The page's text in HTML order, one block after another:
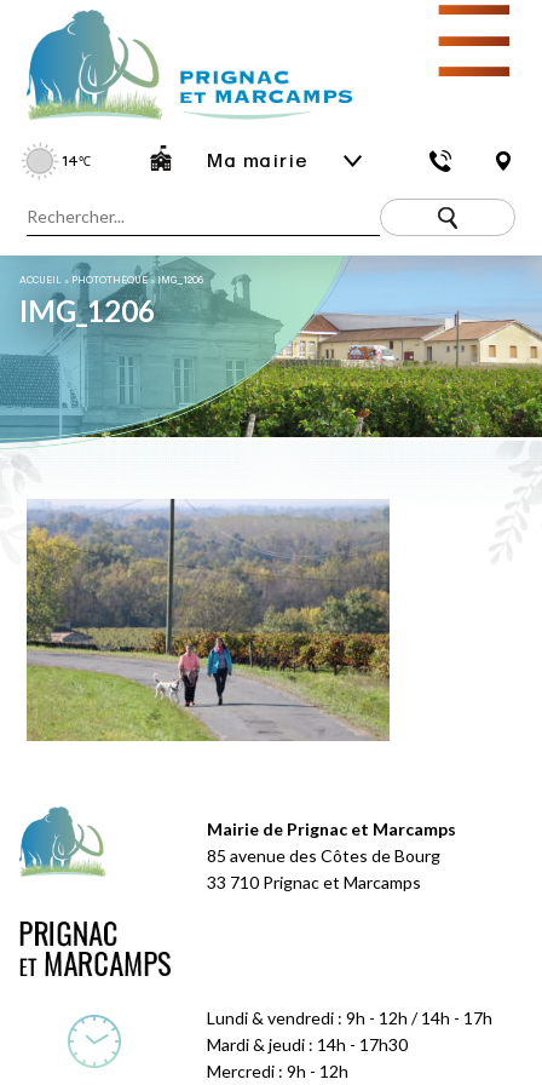
14℃ Ma mairie
☰
ACCUEIL » PHOTOTHÈQUE»IMG_1206
IMG_1206
Mairie de Prignac et Marcamps
85 avenue des Côtes de Bourg
33 710 Prignac et Marcamps
Lundi & vendredi : 9h - 12h / 14h - 17h
Mardi & jeudi : 14h - 17h30
Mercredi : 9h - 12h